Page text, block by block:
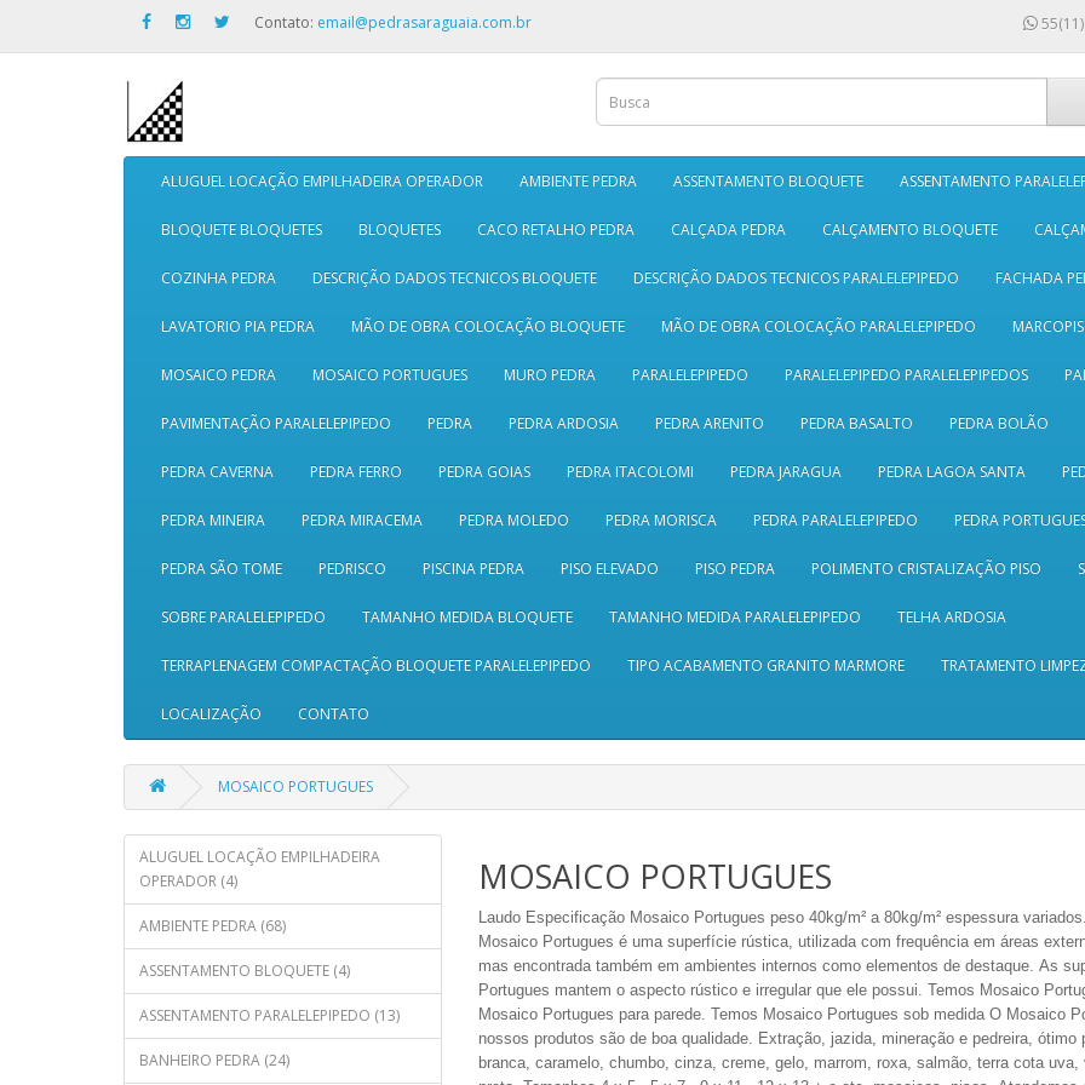
Contato: email@pedrasaraguaia.com.br
ALUGUEL LOCAÇÃO EMPILHADEIRA OPERADOR AMBIENTE PEDRA ASSENTAMENTO BLOQUETE ASSENTAMENTO
BLOQUETE BLOQUETES BLOQUETES CACO RETALHO PEDRA CALÇADA PEDRA CALÇAMENTO BLOQUETE
COZINHA PEDRA DESCRIÇÃO DADOS TECNICOS BLOQUETE DESCRIÇÃO DADOS TECNICOS PARALELEPIPEDO FACHADA
LAVATORIO PIA PEDRA MÃO DE OBRA COLOCAÇÃO BLOQUETE MÃO DE OBRA COLOCAÇÃO PARALELEPIPEDO
MOSAICO PEDRA MOSAICO PORTUGUES MURO PEDRA PARALELEPIPEDO PARALELEPIPEDO PARALELEPIPEDOS
PAVIMENTAÇÃO PARALELEPIPEDO PEDRA PEDRA ARDOSIA PEDRA ARENITO PEDRA BASALTO PEDRA BOLÃO
PEDRA CAVERNA PEDRA FERRO PEDRA GOIAS PEDRA ITACOLOMI PEDRA JARAGUA PEDRA LAGOA SANTA
PEDRA MINEIRA PEDRA MIRACEMA PEDRA MOLEDO PEDRA MORISCA PEDRA PARALELEPIPEDO PEDRA
PEDRA SÃO TOME PEDRISCO PISCINA PEDRA PISO ELEVADO PISO PEDRA POLIMENTO CRISTALIZAÇÃO PISO
SOBRE PARALELEPIPEDO TAMANHO MEDIDA BLOQUETE TAMANHO MEDIDA PARALELEPIPEDO TELHA ARDOSIA
TERRAPLENAGEM COMPACTAÇÃO BLOQUETE PARALELEPIPEDO TIPO ACABAMENTO GRANITO MARMORE TRATAMENTO
LOCALIZAÇÃO CONTATO
MOSAICO PORTUGUES
ALUGUEL LOCAÇÃO EMPILHADEIRA
OPERADOR (4)
AMBIENTE PEDRA (68)
ASSENTAMENTO BLOQUETE (4)
ASSENTAMENTO PARALELEPIPEDO (13)
BANHEIRO PEDRA (24)
MOSAICO PORTUGUES
LaudoEspecificaçãoMosaico Portugues peso 40kg/m² a 80kg/m² espessura
Mosaico Portugues é uma superfície rústica, utilizada com frequência em áreas
mas encontrada também em ambientes internos como elementos de destaque. As
Portugues mantem o aspecto rústico e irregular que ele possui. Temos Mosaico
Mosaico Portugues para parede. Temos Mosaico Portugues sob medida O Mosaico
nossos produtos são de boa qualidade. Extração, jazida, mineração e pedreira, ótimo
branca, caramelo, chumbo, cinza, creme, gelo, marrom, roxa, salmão, terra cota